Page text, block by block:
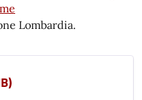
Lombardia.